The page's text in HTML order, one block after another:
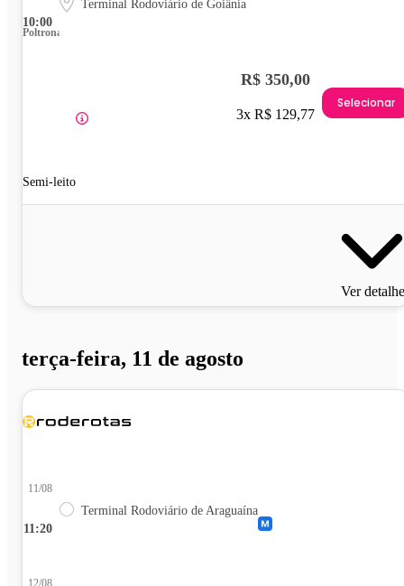
10:00
Terminal Rodoviário de Goiânia
Poltrona
Semi-leito
R$ 350,00
3x R$ 129,77
Selecionar
Ver
terça-feira, 11 de agosto
11:20
11/08
Terminal Rodoviário de Araguaína
12/08